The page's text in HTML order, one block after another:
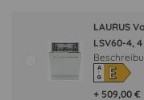
LAURUS
LSV60-4,
+ 509,00 €
A
↑G E